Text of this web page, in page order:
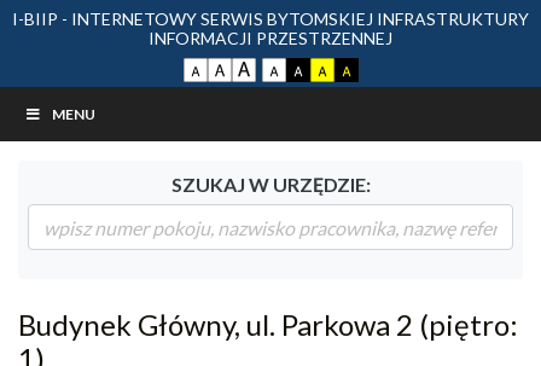
I-BIIP - INTERNETOWY SERWIS BYTOMSKIEJ INFRASTRUKTURY
INFORMACJI PRZESTRZENNEJ
MENU
SZUKAJ W URZĘDZIE:
Budynek Główny, ul. Parkowa 2 (piętro:
1)